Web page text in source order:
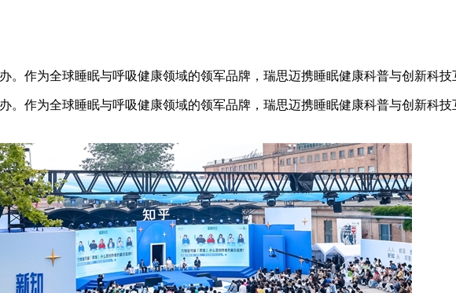
。作为全球睡眠与呼吸健康领域的领军品牌，瑞思迈携睡眠健康科普与创新科
。作为全球睡眠与呼吸健康领域的领军品牌，瑞思迈携睡眠健康科普与创新科